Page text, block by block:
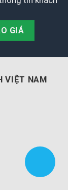
GIÁ
VIỆT NAM